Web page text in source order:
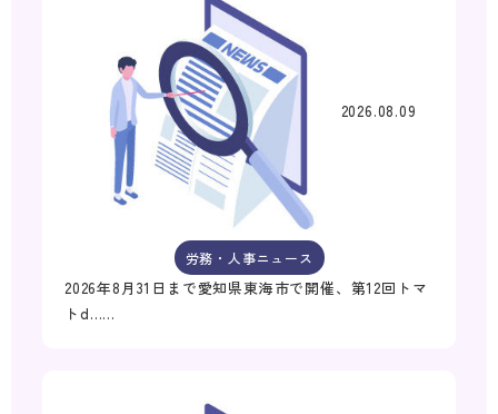
2026.08.09
労務・人事ニュース
2026年8月31日まで愛知県東海市で開催、第12回トマ
トd……